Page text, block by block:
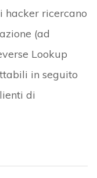
ricercano
(ad
Lookup
in seguito
di